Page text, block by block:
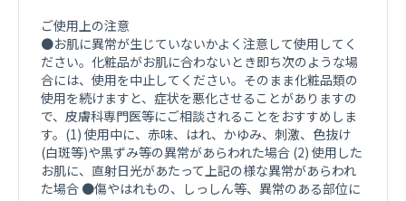
ご使用上の注意
●お肌に異常が生じていないかよく注意して使用してく
ださい。化粧品がお肌に合わないとき即ち次のような場
合には、使用を中止してください。そのまま化粧品類の
使用を続けますと、症状を悪化させることがありますの
で、皮膚科専門医等にご相談されることをおすすめしま
す。(1) 使用中に、赤味、はれ、かゆみ、刺激、色抜け
(白斑等)や黒ずみ等の異常があらわれた場合 (2) 使用した
お肌に、直射日光があたって上記の様な異常があらわれ
た場合 ●傷やはれもの、しっしん等、異常のある部位に